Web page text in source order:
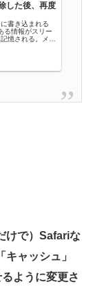
した後、再度
書き込まれる
る情報がスリー
憶される。メモ
て、それは気持
フスリープさ...
けで）Safariな
ャッシュ」
ように変更さ